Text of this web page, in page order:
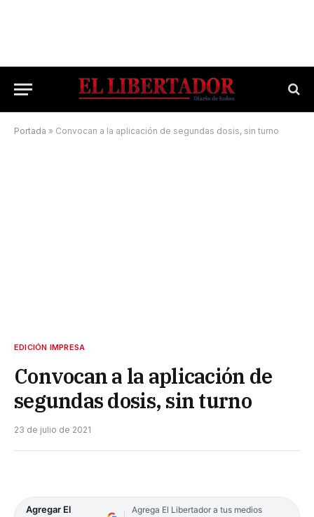
Portada » Convocan a la aplicación de segundas dosis, sin turno
EDICIÓN IMPRESA
Convocan a la aplicación de
segundas dosis, sin turno
23 de julio de 2021
Agregar El
Agrega El Libertador a tus medios